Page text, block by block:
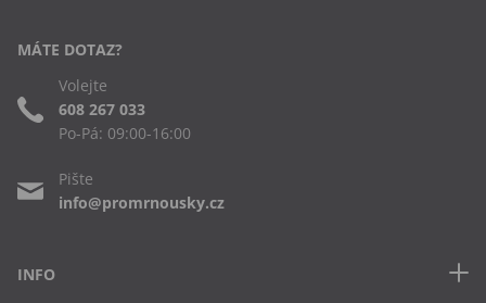
INFO
MÁTE DOTAZ?
Volejte
608 267 033
Po-Pá: 09:00-16:00
Pište
info@promrnousky.cz